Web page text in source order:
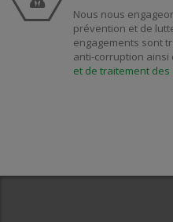
Nous nous
prévention et de
engagements sont
anti-corruption ainsi
et de traitement